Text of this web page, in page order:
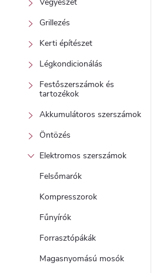
Vegyészet
Grillezés
Kerti építészet
Légkondicionálás
Festőszerszámok és
tartozékok
Akkumulátoros szerszámok
Öntözés
Elektromos szerszámok
Felsőmarók
Kompresszorok
Fűnyírók
Forrasztópákák
Magasnyomású mosók